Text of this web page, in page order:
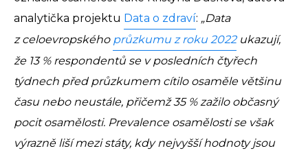
analytička projektu Data o zdraví: „Data
z celoevropského průzkumu z roku 2022ukazují,
že 13 % respondentů se v posledních čtyřech
týdnech před průzkumem cítilo osaměle většinu
času nebo neustále, přičemž 35 % zažilo občasný
pocit osamělosti. Prevalence osamělosti se však
výrazně liší mezi státy, kdy nejvyšší hodnoty jsou